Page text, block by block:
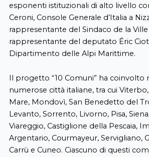
esponenti istituzionali di alto livello
Ceroni, Console Generale d’Italia a
rappresentante del Sindaco de la Ville
rappresentante del deputato Éric
Dipartimento delle Alpi Marittime.
Il progetto “10 Comuni” ha coinvolto
numerose città italiane, tra cui Viterbo,
Mare, Mondovì, San Benedetto del
Levanto, Sorrento, Livorno, Pisa,
Viareggio, Castiglione della Pescaia,
Argentario, Courmayeur, Servigliano,
Carrù e Cuneo. Ciascuno di questi